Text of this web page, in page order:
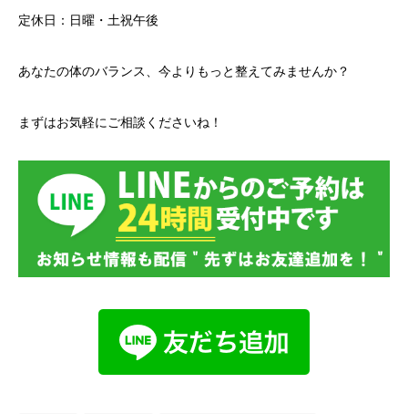
定休日：日曜・土祝午後
あなたの体のバランス、今よりもっと整えてみませんか？
まずはお気軽にご相談くださいね！